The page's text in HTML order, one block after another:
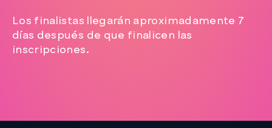
Los finalistas llegarán aproximadamente 7
días después de que finalicen las
inscripciones.